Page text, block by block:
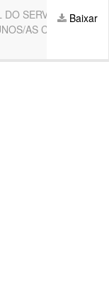
DO SERVIÇO
AS COM
Baixar